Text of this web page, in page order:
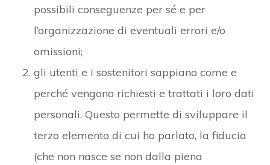
possibili conseguenze per sé e per
l’organizzazione di eventuali errori e/o
omissioni;
gli utenti e i sostenitori sappiano come e
perché vengono richiesti e trattati i loro dati
personali. Questo permette di sviluppare il
terzo elemento di cui ho parlato, la fiducia
(che non nasce se non dalla piena